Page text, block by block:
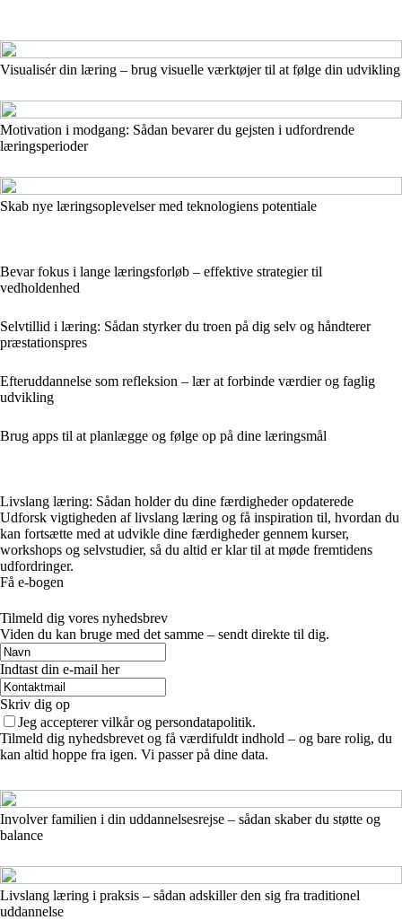
Visualisér din læring – brug visuelle værktøjer til at følge din udvikling
Motivation i modgang: Sådan bevarer du gejsten i udfordrende
læringsperioder
Skab nye læringsoplevelser med teknologiens potentiale
Bevar fokus i lange læringsforløb – effektive strategier til
vedholdenhed
Selvtillid i læring: Sådan styrker du troen på dig selv og håndterer
præstationspres
Efteruddannelse som refleksion – lær at forbinde værdier og faglig
udvikling
Brug apps til at planlægge og følge op på dine læringsmål
Livslang læring: Sådan holder du dine færdigheder opdaterede
Udforsk vigtigheden af livslang læring og få inspiration til, hvordan du
kan fortsætte med at udvikle dine færdigheder gennem kurser,
workshops og selvstudier, så du altid er klar til at møde fremtidens
udfordringer.
Få e-bogen
Tilmeld dig vores nyhedsbrev
Viden du kan bruge med det samme – sendt direkte til dig.
Indtast din e-mail her
Skriv dig op
Jeg accepterer vilkår og persondatapolitik.
Tilmeld dig nyhedsbrevet og få værdifuldt indhold – og bare rolig, du
kan altid hoppe fra igen. Vi passer på dine data.
Involver familien i din uddannelsesrejse – sådan skaber du støtte og
balance
Livslang læring i praksis – sådan adskiller den sig fra traditionel
uddannelse